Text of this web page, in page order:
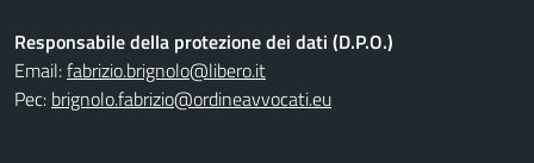
Responsabile della protezione dei dati (D.P.O.)
Email:fabrizio.brignolo@libero.it
Pec: brignolo.fabrizio@ordineavvocati.eu